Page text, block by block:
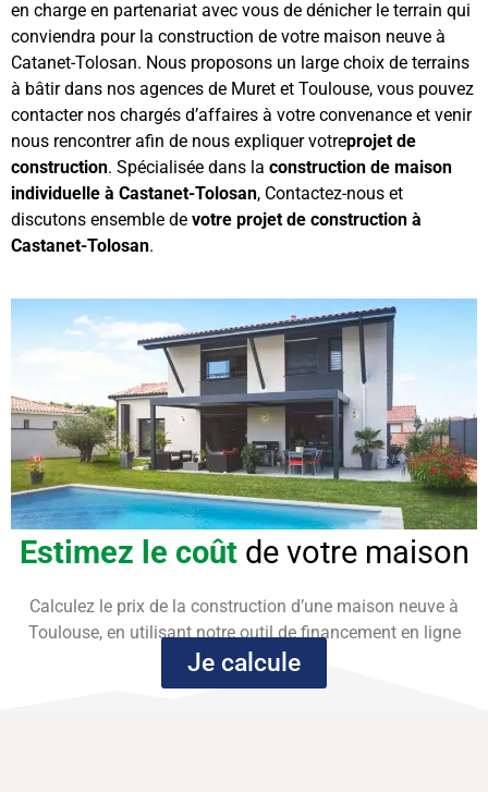
en charge en partenariat avec vous de dénicher le terrain qui
conviendra pour la construction de votre maison neuve à
Catanet-Tolosan. Nous proposons un large choix de terrains
à bâtir dans nos agences de Muret et Toulouse, vous pouvez
contacter nos chargés d’affaires à votre convenance et venir
nous rencontrer afin de nous expliquer votreprojet de
construction. Spécialisée dans la construction de maison
individuelle à Castanet-Tolosan, Contactez-nous et
discutons ensemble de votre projet de construction à
Castanet-Tolosan.
Estimez le coûtde votre maison
Calculez le prix de la construction d’une maison neuve à
Toulouse, en utilisant notre outil de financement en ligne
Je calcule